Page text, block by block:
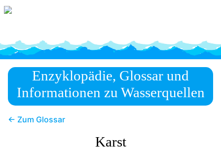
Enzyklopädie, Glossar und
Informationen zu Wasserquellen
← Zum Glossar
Karst